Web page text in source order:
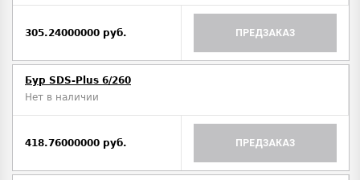
305.24000000 руб. ПРЕДЗАКАЗ
Бур SDS-Plus 6/260
Нет в наличии
418.76000000 руб. ПРЕДЗАКАЗ